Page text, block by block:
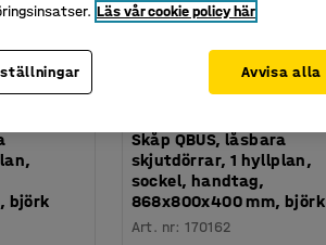
björk
Skåp QBUS, låsbara
skjutdörrar, 1 hyllplan,
sockel, handtag,
868x800x400 mm, björk
Art. nr:170162
Läs vår cookie policy här
Avvisa alla